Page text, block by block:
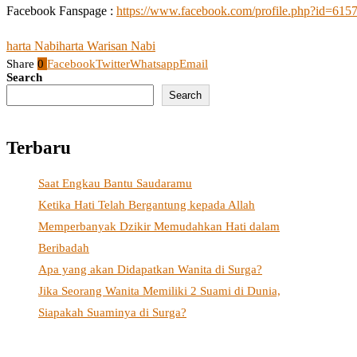
Facebook Fanspage : https://www.facebook.com/
harta Nabiharta Warisan Nabi
Share 0 FacebookTwitterWhatsappEmail
Search
Search
Terbaru
Saat Engkau Bantu Saudaramu
Ketika Hati Telah Bergantung kepada Allah
Memperbanyak Dzikir Memudahkan Hati dalam
Beribadah
Apa yang akan Didapatkan Wanita di Surga?
Jika Seorang Wanita Memiliki 2 Suami di Dunia,
Siapakah Suaminya di Surga?